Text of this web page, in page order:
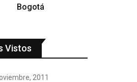
Bogotá
Vistos
2011